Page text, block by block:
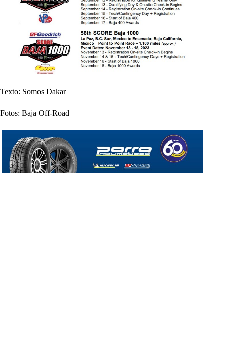
Texto: Somos Dakar
Fotos: Baja Off-Road